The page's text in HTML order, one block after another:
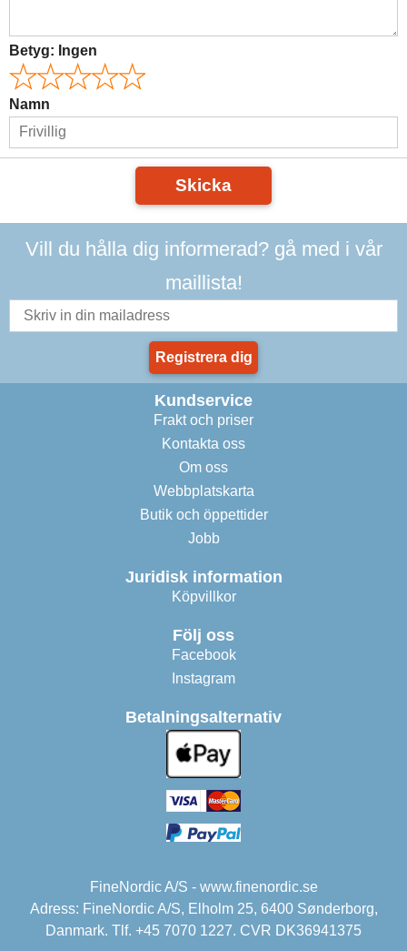
Betyg: Ingen
Namn
Skicka
Vill du hålla dig informerad? gå med i vår
maillista!
Registrera dig
Kundservice
Frakt och priser
Kontakta oss
Om oss
Webbplatskarta
Butik och öppettider
Jobb
Juridisk information
Köpvillkor
Följ oss
Facebook
Instagram
Betalningsalternativ
FineNordic A/S - www.finenordic.se
Adress: FineNordic A/S, Elholm 25, 6400 Sønderborg,
Danmark. Tlf. +45 7070 1227. CVR DK36941375